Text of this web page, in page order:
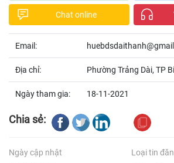
Chat online
Email:
Địa chỉ: Phường Trảng Dài, TP
Ngày tham gia: 18-11-2021
Chia sẻ:
Ngày cập nhật Loại tin